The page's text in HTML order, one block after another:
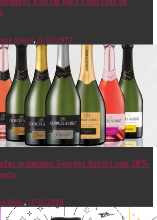
Souza,11/07/2022
premiados Georges Aubert com 30%
Alves,17/12/2020